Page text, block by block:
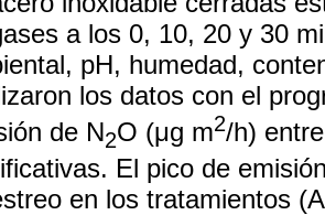
a los 0, 10, 20 y 30
pH, humedad,
los datos con el
de N2O (μg m2/h)
El pico de
en los tratamientos